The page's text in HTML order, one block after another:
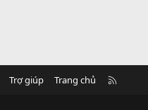
Trợ giúp Trang chủ